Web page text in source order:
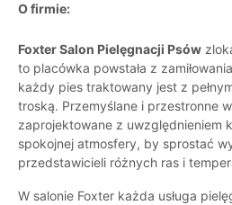
O firmie:
Foxter Salon Pielęgnacji Psów
to placówka powstała z
każdy pies traktowany jest z
troską. Przemyślane i przestronne
zaprojektowane z uwzględnieniem
spokojnej atmosfery, by sprostać
przedstawicieli różnych ras i
W salonie Foxter każda usługa